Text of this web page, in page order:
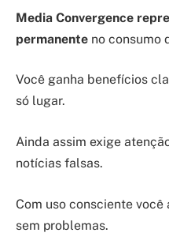
Media Convergence
permanente no consumo
Você ganha benefícios
só lugar.
Ainda assim exige
notícias falsas.
Com uso consciente
sem problemas.